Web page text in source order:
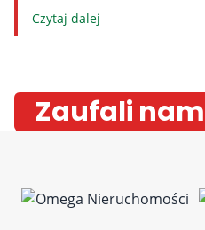
Czytaj dalej
Zaufali nam